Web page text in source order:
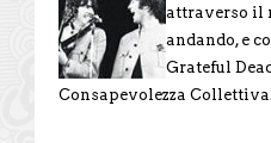
attraverso il
andando, e
Grateful
Consapevolezza Collettiva.